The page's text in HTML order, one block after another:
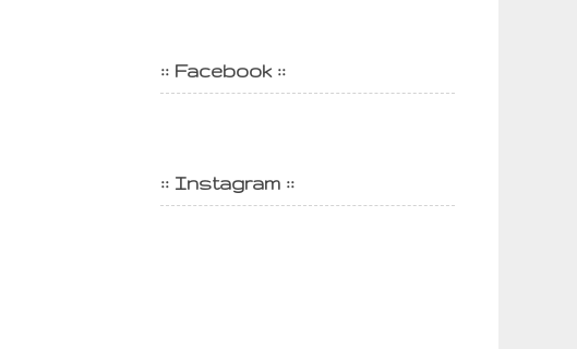
:: Facebook ::
:: Instagram ::